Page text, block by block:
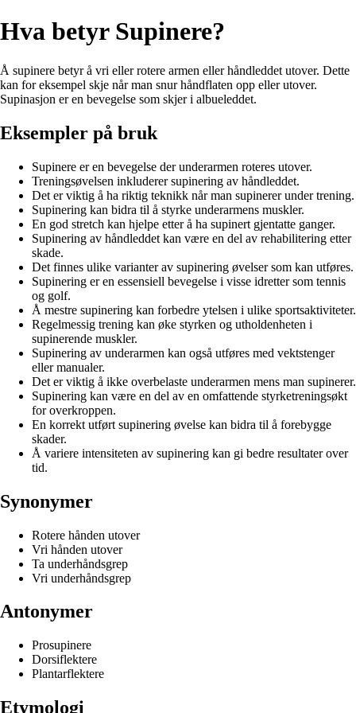
Hva betyr Supinere?
Å supinere betyr å vri eller rotere armen eller håndleddet utover. Dette
kan for eksempel skje når man snur håndflaten opp eller utover.
Supinasjon er en bevegelse som skjer i albueleddet.
Eksempler på bruk
Supinere er en bevegelse der underarmen roteres utover.
Treningsøvelsen inkluderer supinering av håndleddet.
Det er viktig å ha riktig teknikk når man supinerer under trening.
Supinering kan bidra til å styrke underarmens muskler.
En god stretch kan hjelpe etter å ha supinert gjentatte ganger.
Supinering av håndleddet kan være en del av rehabilitering etter
skade.
Det finnes ulike varianter av supinering øvelser som kan utføres.
Supinering er en essensiell bevegelse i visse idretter som tennis
og golf.
Å mestre supinering kan forbedre ytelsen i ulike sportsaktiviteter.
Regelmessig trening kan øke styrken og utholdenheten i
supinerende muskler.
Supinering av underarmen kan også utføres med vektstenger
eller manualer.
Det er viktig å ikke overbelaste underarmen mens man supinerer.
Supinering kan være en del av en omfattende styrketreningsøkt
for overkroppen.
En korrekt utført supinering øvelse kan bidra til å forebygge
skader.
Å variere intensiteten av supinering kan gi bedre resultater over
tid.
Synonymer
Rotere hånden utover
Vri hånden utover
Ta underhåndsgrep
Vri underhåndsgrep
Antonymer
Prosupinere
Dorsiflektere
Plantarflektere
Etymologi